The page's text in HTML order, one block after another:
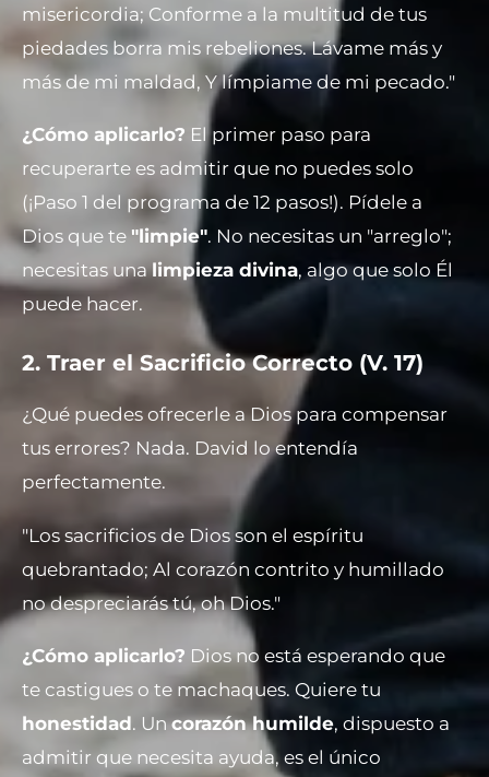
misericordia; Conforme a la multitud de tus
piedades borra mis rebeliones. Lávame más y
más de mi maldad, Y límpiame de mi pecado."
¿Cómo aplicarlo? El primer paso para
recuperarte es admitir que no puedes solo
(¡Paso 1 del programa de 12 pasos!). Pídele a
Dios que te "limpie". No necesitas un "arreglo";
necesitas unalimpieza divina, algo que solo Él
puede hacer.
2. Traer el Sacrificio Correcto (V. 17)
¿Qué puedes ofrecerle a Dios para compensar
tus errores? Nada. David lo entendía
perfectamente.
"Los sacrificios de Dios son el espíritu
quebrantado; Al corazón contrito y humillado
no despreciarás tú, oh Dios."
¿Cómo aplicarlo? Dios no está esperando que
te castigues o te machaques. Quiere tu
honestidad. Uncorazón humilde, dispuesto a
admitir que necesita ayuda, es el único